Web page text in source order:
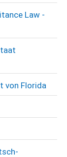
Law -
von Florida